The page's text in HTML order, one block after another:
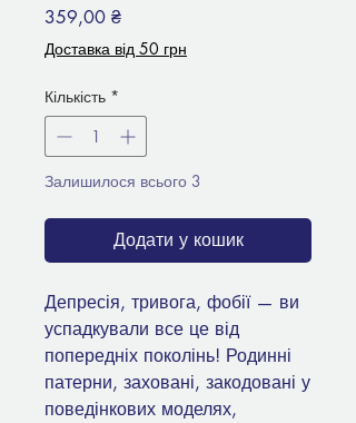
359,00 ₴Ціна
Доставка від 50 грн
Кількість *
Залишилося всього 3
Додати у кошик
Депресія, тривога, фобії — ви
успадкували все це від
попередніх поколінь! Родинні
патерни, заховані, закодовані у
поведінкових моделях,